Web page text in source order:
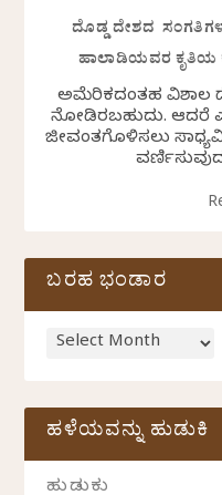
ದೊಡ್ಡ ದೇಶದ
ಹಾಲಾಡಿಯವರ ಕೃತಿಯ
ಅಮೆರಿಕದಂತಹ ವಿಶಾಲ
ನೋಡಿರಬಹುದು. ಆದರೆ
ಜೀವಂತಗೊಳಿಸಲು
ಬರಹ ಭಂಡಾರ
ಹಳೆಯವನ್ನು ಹುಡುಕಿ